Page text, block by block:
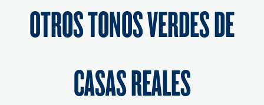
OTROS TONOS VERDES DE
CASAS REALES